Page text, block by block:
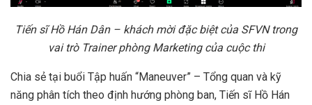
Tiến sĩ Hồ Hán Dân – khách mời đặc biệt của SFVN trong
vai trò Trainer phòng Marketing của cuộc thi
Chia sẻ tại buổi Tập huấn “Maneuver” – Tổng quan và kỹ
năng phân tích theo định hướng phòng ban, Tiến sĩ Hồ Hán